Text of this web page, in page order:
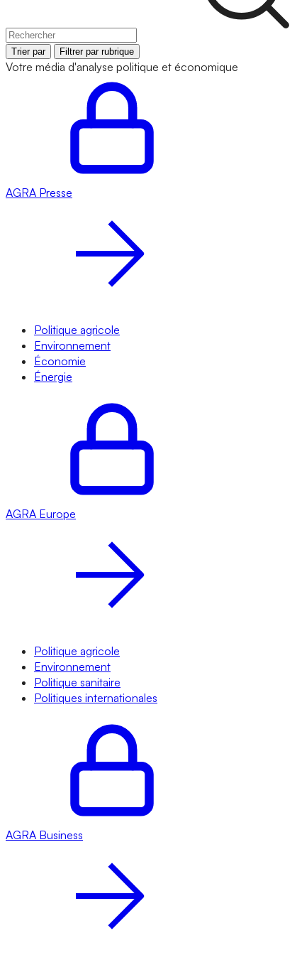
Trier par Filtrer par rubrique
Votre média d'analyse politique et économique
AGRA Presse
Politique agricole
Environnement
Économie
Énergie
AGRA Europe
Politique agricole
Environnement
Politique sanitaire
Politiques internationales
AGRA Business